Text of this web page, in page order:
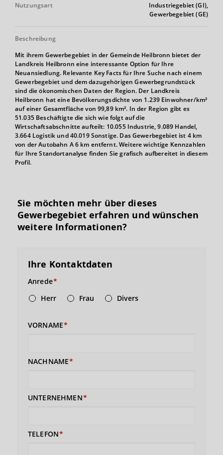
Nutzungsart
Industriegebiet (GI),
Gewerbegebiet (GE)
Beschreibung
Mit ihrem Gewerbegebiet in der Gemeinde Heilbronn bietet der
Landkreis Heilbronn eine interessante Option für Ihre
Neuansiedlung. Relevante Key Facts für Ihre Suche nach einem
Gewerbegebiet und dem dazugehörigen Gewerbegrundstück
sind die ökonomischen Daten der Region. Der Landkreis
Heilbronn hat eine Bevölkerungsdichte von 1.239 Einwohner/km²
auf einer Gesamtfläche von 99,89 km². In der Region gibt es
51.035 Beschäftigte die sich wie folgt auf die
Wirtschaftsabschnitte aufteilt: 10.055 Industrie, 9.089 Handel,
3.664 Logistik und 40.019 Sonstige. Das Gewerbegebiet ist 4 km
von der Autobahn A 6 km entfernt. Weitere wichtige Kennzahlen
für Ihre Standortanalyse finden Sie grafisch aufbereitet in diesem
Profil.
Sie möchten mehr über dieses
Gewerbegebiet erfahren und wünschen
weitere Informationen?
Ihre Kontaktdaten
Anrede
Herr
Frau Divers
VORNAME
NACHNAME
UNTERNEHMEN
TELEFON